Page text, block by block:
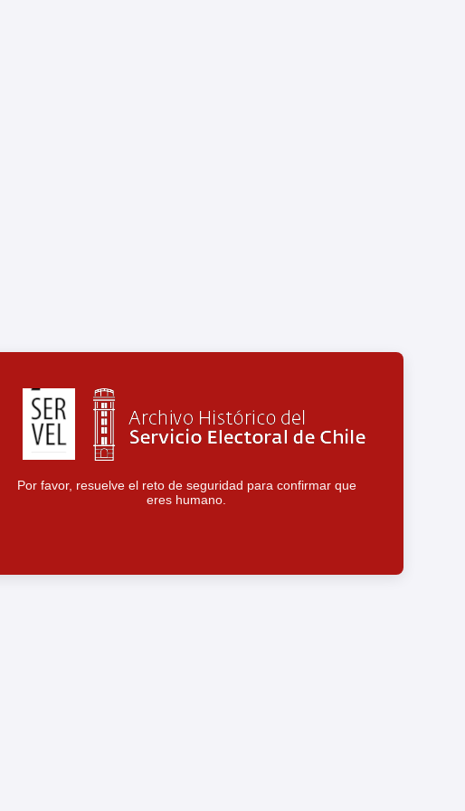
Por favor, resuelve el reto de seguridad para confirmar que
eres humano.